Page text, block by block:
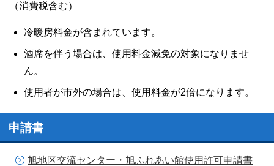
（消費税含む）
冷暖房料金が含まれています。
酒席を伴う場合は、使用料金減免の対象になりませ
ん。
使用者が市外の場合は、使用料金が2倍になります。
申請書
旭地区交流センター・旭ふれあい館使用許可申請書